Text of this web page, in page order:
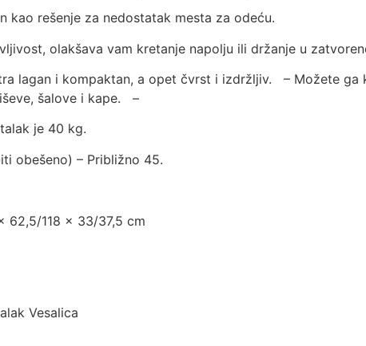
kao rešenje za nedostatak mesta za odeću.
olakšava vam kretanje napolju ili držanje u
lagan i kompaktan, a opet čvrst i izdržljiv. – Možete ga
šalove i kape. –
je 40 kg.
obešeno) – Približno 45.
62,5/118 x 33/37,5 cm
Vesalica